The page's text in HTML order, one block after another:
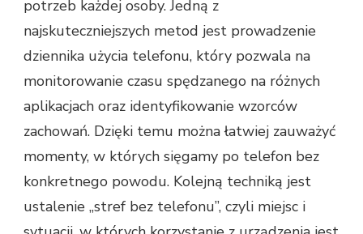
potrzeb każdej osoby. Jedną z
najskuteczniejszych metod jest prowadzenie
dziennika użycia telefonu, który pozwala na
monitorowanie czasu spędzanego na różnych
aplikacjach oraz identyfikowanie wzorców
zachowań. Dzięki temu można łatwiej zauważyć
momenty, w których sięgamy po telefon bez
konkretnego powodu. Kolejną techniką jest
ustalenie „stref bez telefonu”, czyli miejsc i